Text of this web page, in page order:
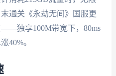
通关《永劫无间》国服更
独享100M带宽下，80ms
40%。